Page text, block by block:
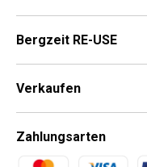
Bergzeit RE-USE
Verkaufen
Zahlungsarten
Zahlungsmethoden